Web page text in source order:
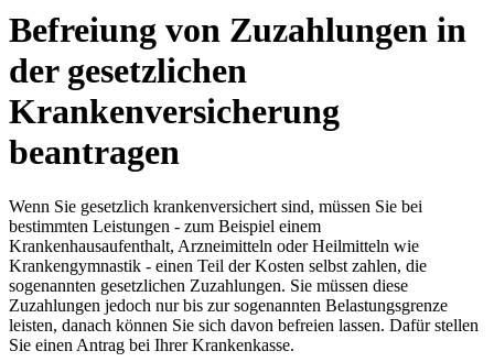
Befreiung von Zuzahlungen in
der gesetzlichen
Krankenversicherung
beantragen
Wenn Sie gesetzlich krankenversichert sind, müssen Sie bei
bestimmten Leistungen - zum Beispiel einem
Krankenhausaufenthalt, Arzneimitteln oder Heilmitteln wie
Krankengymnastik - einen Teil der Kosten selbst zahlen, die
sogenannten gesetzlichen Zuzahlungen. Sie müssen diese
Zuzahlungen jedoch nur bis zur sogenannten Belastungsgrenze
leisten, danach können Sie sich davon befreien lassen. Dafür stellen
Sie einen Antrag bei Ihrer Krankenkasse.